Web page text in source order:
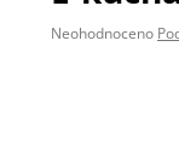
Průměrné
Neohodnoceno